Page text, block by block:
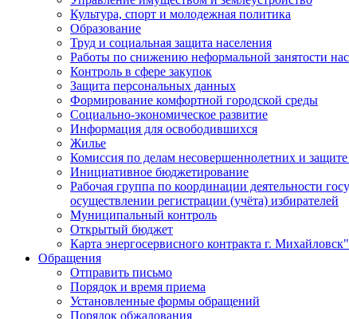
Культура, спорт и молодежная политика
Образование
Труд и социальная защита населения
Работы по снижению неформальной занятости
Контроль в сфере закупок
Защита персональных данных
Формирование комфортной городской среды
Социально-экономическое развитие
Информация для освободившихся
Жилье
Комиссия по делам несовершеннолетних и
Инициативное бюджетирование
Рабочая группа по координации деятельности
осуществлении регистрации (учёта) избирателей
Муниципальный контроль
Открытый бюджет
Карта энергосервисного контракта г. Михайловск"
Обращения
Отправить письмо
Порядок и время приема
Установленные формы обращений
Порядок обжалования